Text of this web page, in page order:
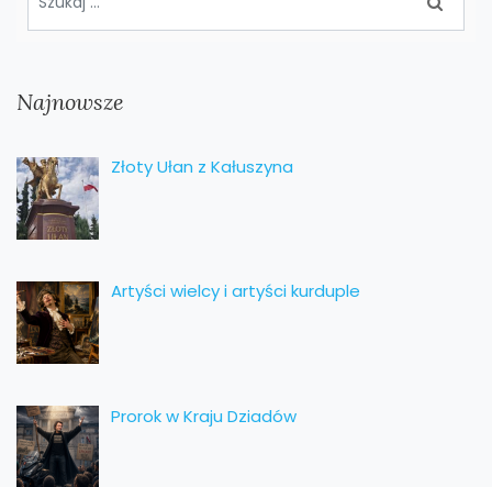
Najnowsze
Złoty Ułan z Kałuszyna
Artyści wielcy i artyści kurduple
Prorok w Kraju Dziadów